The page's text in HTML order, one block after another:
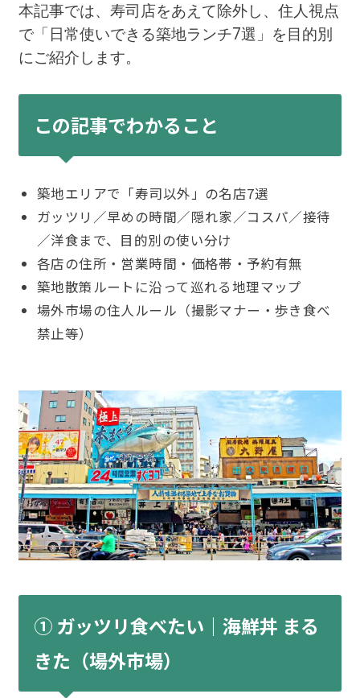
本記事では、寿司店をあえて除外し、住人視点
で「日常使いできる築地ランチ7選」を目的別
にご紹介します。
この記事でわかること
築地エリアで「寿司以外」の名店7選
ガッツリ／早めの時間／隠れ家／コスパ／接待
／洋食まで、目的別の使い分け
各店の住所・営業時間・価格帯・予約有無
築地散策ルートに沿って巡れる地理マップ
場外市場の住人ルール（撮影マナー・歩き食べ
禁止等）
① ガッツリ食べたい｜海鮮丼 まる
きた（場外市場）